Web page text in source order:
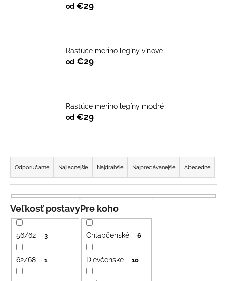
od €29
Rastúce merino legíny vínové
od €29
Rastúce merino legíny modré
od €29
R
a
d
e
n
i
e
p
o
Odporúčame Najlacnejšie Najdrahšie Najpredávanejšie Abecedne
Pre koho
Chlapčenské 6
Dievčenské 10
Veľkosť postavy
56/62 3
62/68 1
p
o
r
ú
č
a
m
DETSKÝ
LETNÝ